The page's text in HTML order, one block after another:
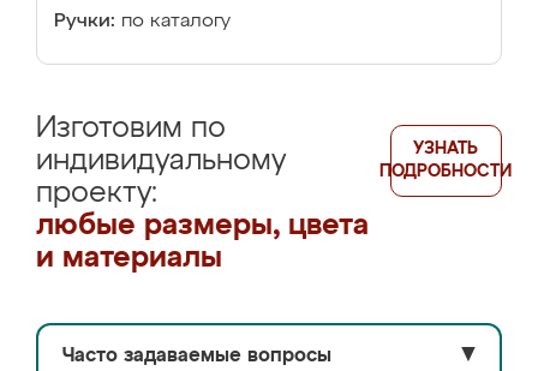
Ручки: по каталогу
Изготовим по
индивидуальному
проекту:
любые размеры, цвета
и материалы
УЗНАТЬ
ПОДРОБНОСТИ
Часто задаваемые вопросы ▼